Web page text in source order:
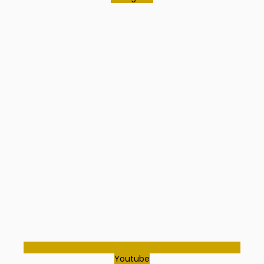
Youtube